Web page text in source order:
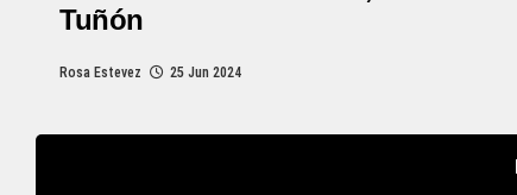
Tuñón
Rosa Estevez 25 Jun 2024